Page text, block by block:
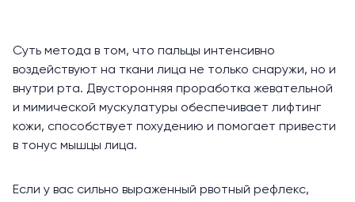
Суть метода в том, что пальцы интенсивно
воздействуют на ткани лица не только снаружи, но и
внутри рта. Двусторонняя проработка жевательной
и мимической мускулатуры обеспечивает лифтинг
кожи, способствует похудению и помогает привести
в тонус мышцы лица.
Если у вас сильно выраженный рвотный рефлекс,